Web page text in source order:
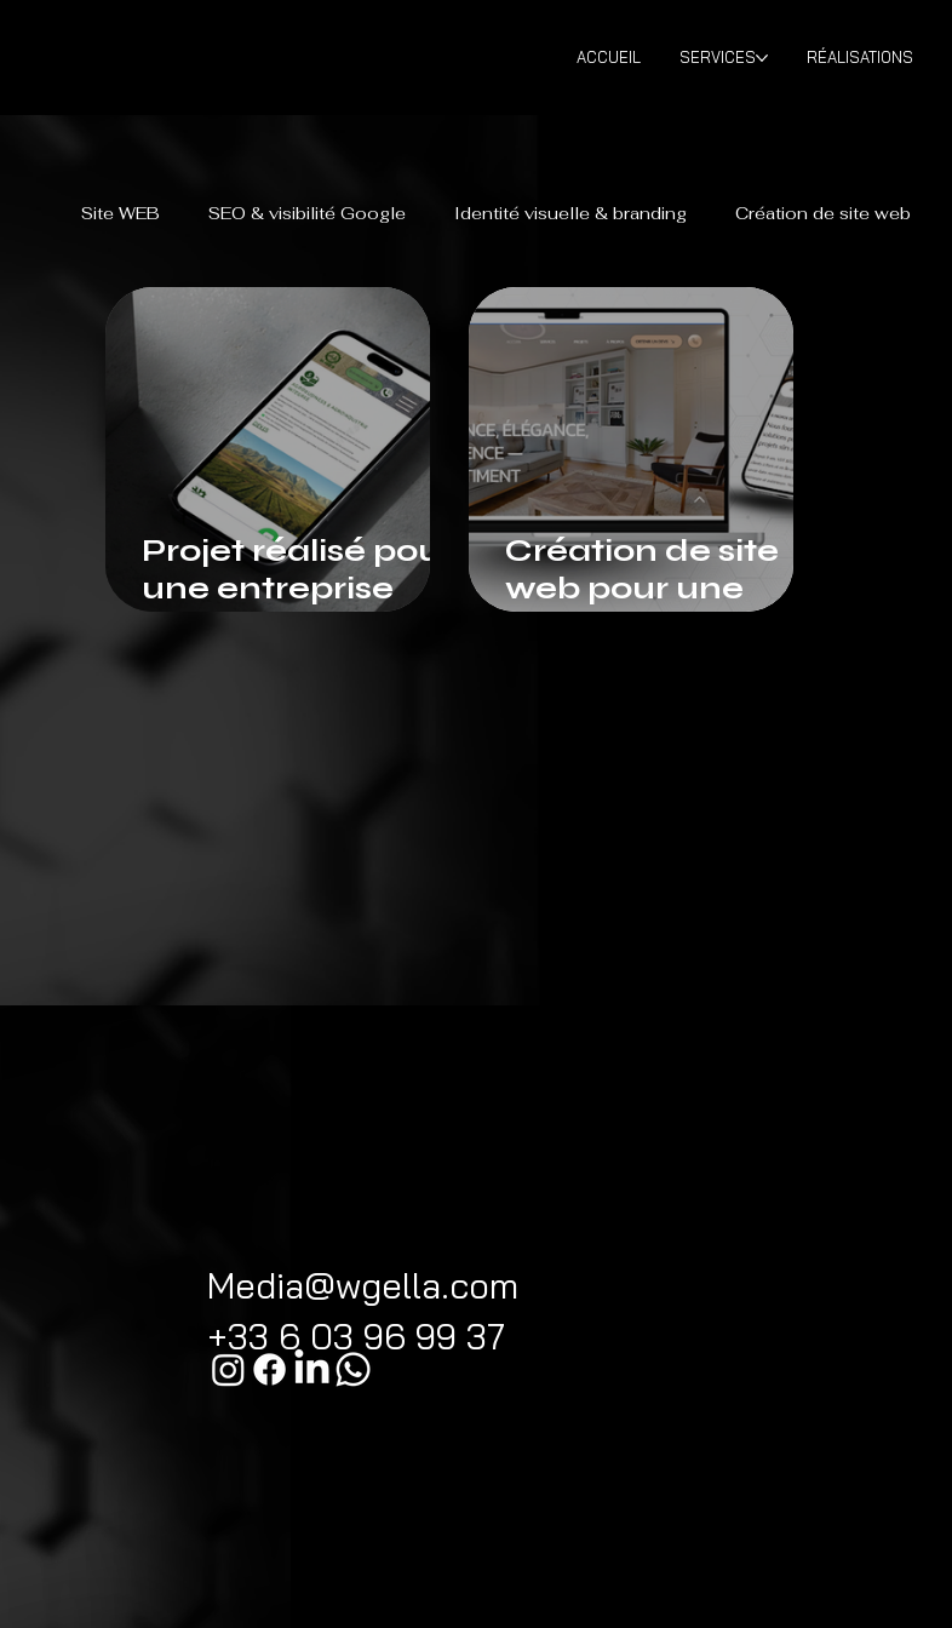
ACCUEIL SERVICES RÉALISATIONS
Site WEB SEO & visibilité Google Identité visuelle & branding Création de site web
Projet réalisé pour
une entreprise
Afrique : K-Neo
Création de site
web pour une
Media@wgella.com
+33 6 03 96 99 37